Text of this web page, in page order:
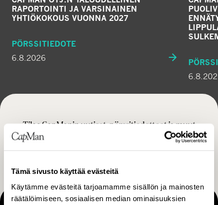
Tämä sivusto käyttää evästeitä
Käytämme evästeitä tarjoamamme sisällön ja mainosten
räätälöimiseen, sosiaalisen median ominaisuuksien
RAPORTOINTI JA VARSINAINEN
YHTIÖKOKOUS VUONNA 2027
PÖRSSITIEDOTE
6.8.2026
Tilaa CapManin uutiset, pörssitiedotteet ja muut